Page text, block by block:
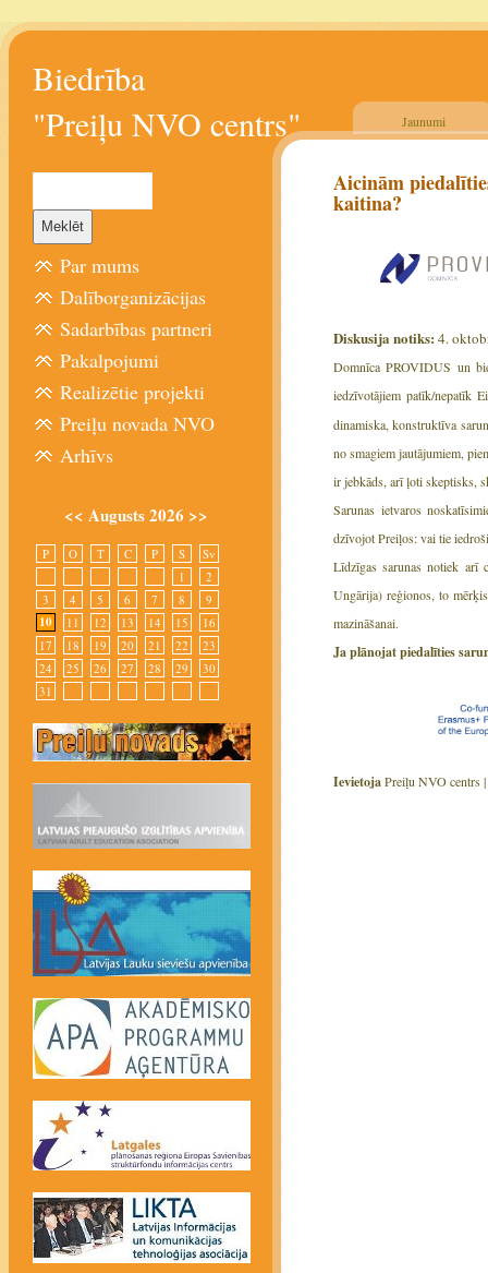
Biedrība
"Preiļu NVO centrs"
Jaunumi
Aicinām
kaitina?
Diskusija notiks: 4.
Domnīca PROVIDUS un
iedzīvotājiem patīk/nepatīk
dinamiska, konstruktīva
no smagiem jautājumiem,
ir jebkāds, arī ļoti skeptisks,
Sarunas ietvaros
dzīvojot Preiļos: vai tie
Līdzīgas sarunas notiek arī
Ungārija) reģionos, to
mazināšanai.
Ja plānojat piedalīties
IevietojaPreiļu NVO centrs |
Par mums
Dalīborganizācijas
Sadarbības partneri
Pakalpojumi
Realizētie projekti
Preiļu novada NVO
Arhīvs
<< Augusts 2026 >>
P O T C P S
Sv
1
2
3
4 5 6 7 8 9
10 11 12 13 14 15
16
17
18 19 20 21 22
23
24
25 26 27 28 29
30
31